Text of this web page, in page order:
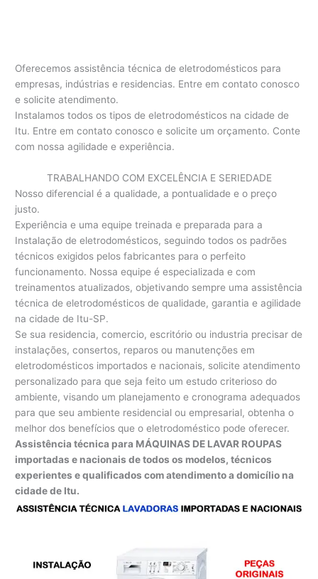
Oferecemos assistência técnica de eletrodomésticos para
empresas, indústrias e residencias. Entre em contato conosco
e solicite atendimento.
Instalamos todos os tipos de eletrodomésticos na cidade de
Itu. Entre em contato conosco e solicite um orçamento. Conte
com nossa agilidade e experiência.
TRABALHANDO COM EXCELÊNCIA E SERIEDADE
Nosso diferencial é a qualidade, a pontualidade e o preço
justo.
Experiência e uma equipe treinada e preparada para a
Instalação de eletrodomésticos, seguindo todos os padrões
técnicos exigidos pelos fabricantes para o perfeito
funcionamento. Nossa equipe é especializada e com
treinamentos atualizados, objetivando sempre uma assistência
técnica de eletrodomésticos de qualidade, garantia e agilidade
na cidade de Itu-SP.
Se sua residencia, comercio, escritório ou industria precisar de
instalações, consertos, reparos ou manutenções em
eletrodomésticos importados e nacionais, solicite atendimento
personalizado para que seja feito um estudo criterioso do
ambiente, visando um planejamento e cronograma adequados
para que seu ambiente residencial ou empresarial, obtenha o
melhor dos benefícios que o eletrodoméstico pode oferecer.
Assistência técnica para MÁQUINAS DE LAVAR ROUPAS
importadas e nacionais de todos os modelos, técnicos
experientes e qualificados com atendimento a domicílio na
cidade de Itu.